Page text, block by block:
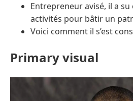
Entrepreneur avisé, il a
activités pour bâtir un
Voici comment il s’est
Primary visual